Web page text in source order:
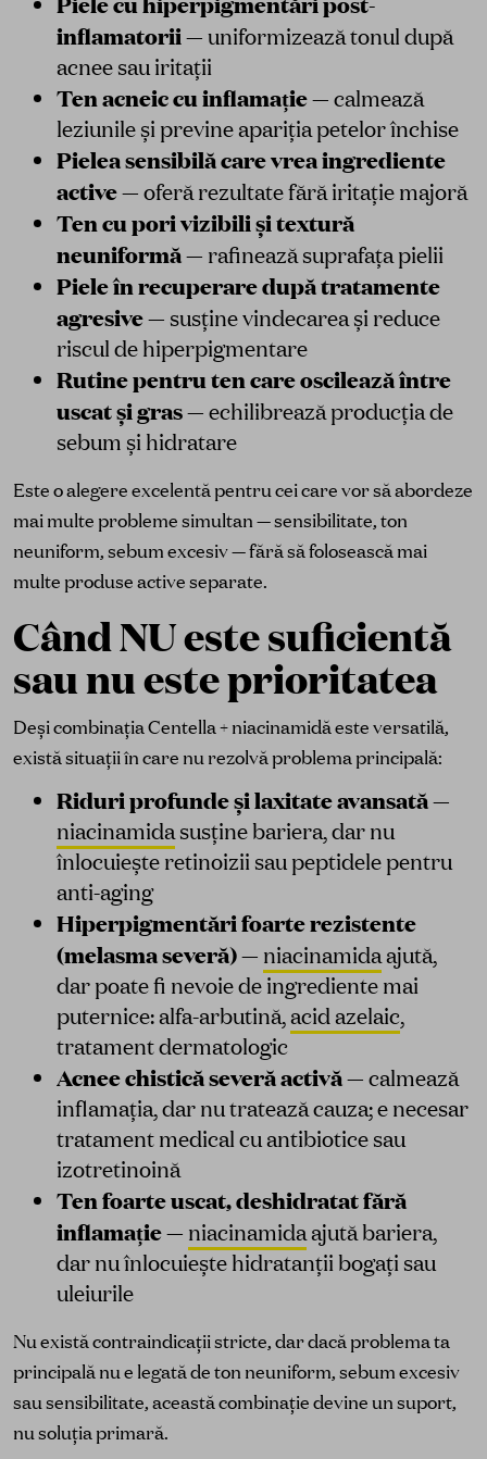
inflamatorii— uniformizează tonul după
acnee sau iritații
Ten acneic cu inflamație— calmează
leziunile și previne apariția petelor închise
Pielea sensibilă care vrea ingrediente
active— oferă rezultate fără iritație majoră
Ten cu pori vizibili și textură
neuniformă— rafinează suprafața pielii
Piele în recuperare după tratamente
agresive— susține vindecarea și reduce
riscul de hiperpigmentare
Rutine pentru ten care oscilează între
uscat și gras— echilibrează producția de
sebum și hidratare
Este o alegere excelentă pentru cei care vor să abordeze
mai multe probleme simultan — sensibilitate, ton
neuniform, sebum excesiv — fără să folosească mai
multe produse active separate.
Când NU este suficientă
sau nu este prioritatea
Deși combinația Centella + niacinamidă este versatilă,
există situații în care nu rezolvă problema principală:
Riduri profunde și laxitate avansată—
niacinamidasusține bariera, dar nu
înlocuiește retinoizii sau peptidele pentru
anti-aging
Hiperpigmentări foarte rezistente
(melasma severă)— niacinamidaajută,
dar poate fi nevoie de ingrediente mai
puternice: alfa-arbutină,acid azelaic,
tratament dermatologic
Acnee chistică severă activă— calmează
inflamația, dar nu tratează cauza; e necesar
tratament medical cu antibiotice sau
izotretinoină
Ten foarte uscat, deshidratat fără
inflamație— niacinamidaajută bariera,
dar nu înlocuiește hidratanții bogați sau
uleiurile
Nu există contraindicații stricte, dar dacă problema ta
principală nu e legată de ton neuniform, sebum excesiv
sau sensibilitate, această combinație devine un suport,
nu soluția primară.